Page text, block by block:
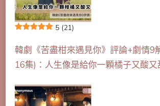
5 (21)
韓劇《苦盡柑來遇見你》評論+劇情9
16集)：人生像是給你一顆橘子又酸